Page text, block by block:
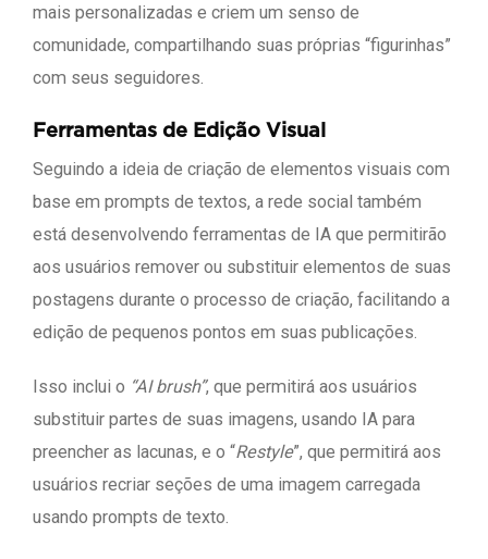
mais personalizadas e criem um senso de
comunidade, compartilhando suas próprias “figurinhas”
com seus seguidores.
Ferramentas de Edição Visual
Seguindo a ideia de criação de elementos visuais com
base em prompts de textos, a rede social também
está desenvolvendo ferramentas de IA que permitirão
aos usuários remover ou substituir elementos de suas
postagens durante o processo de criação, facilitando a
edição de pequenos pontos em suas publicações.
Isso inclui o “AI brush”, que permitirá aos usuários
substituir partes de suas imagens, usando IA para
preencher as lacunas, e o “Restyle”, que permitirá aos
usuários recriar seções de uma imagem carregada
usando prompts de texto.